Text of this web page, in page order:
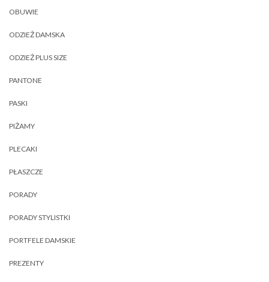
OBUWIE
ODZIEŻ DAMSKA
ODZIEŻ PLUS SIZE
PANTONE
PASKI
PIŻAMY
PLECAKI
PŁASZCZE
PORADY
PORADY STYLISTKI
PORTFELE DAMSKIE
PREZENTY